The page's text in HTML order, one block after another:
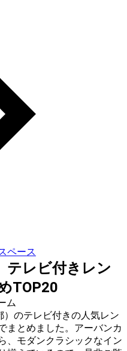
ペース
テレビ付きレン
TOP20
ム
のテレビ付きの人気レン
まとめました。アーバンカ
、モダンクラシックなイン